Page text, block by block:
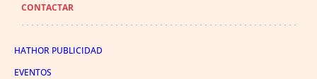
CONTACTAR
HATHOR PUBLICIDAD
EVENTOS